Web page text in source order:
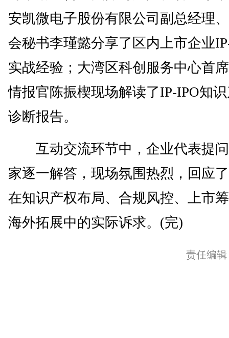
安凯微电子股份有限公司副总经理
会秘书李瑾懿分享了区内上市企业
实战经验；大湾区科创服务中心首
情报官陈振楔现场解读了IP-IPO知
诊断报告。
互动交流环节中，企业代表提
家逐一解答，现场氛围热烈，回应
在知识产权布局、合规风控、上市
海外拓展中的实际诉求。(完)
责任编